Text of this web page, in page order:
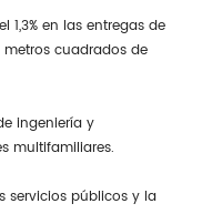
en las entregas de
cuadrados de
ingeniería y
multifamiliares.
servicios públicos y la